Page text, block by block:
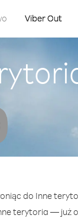
Viber Out
do Inne
terytoria — już